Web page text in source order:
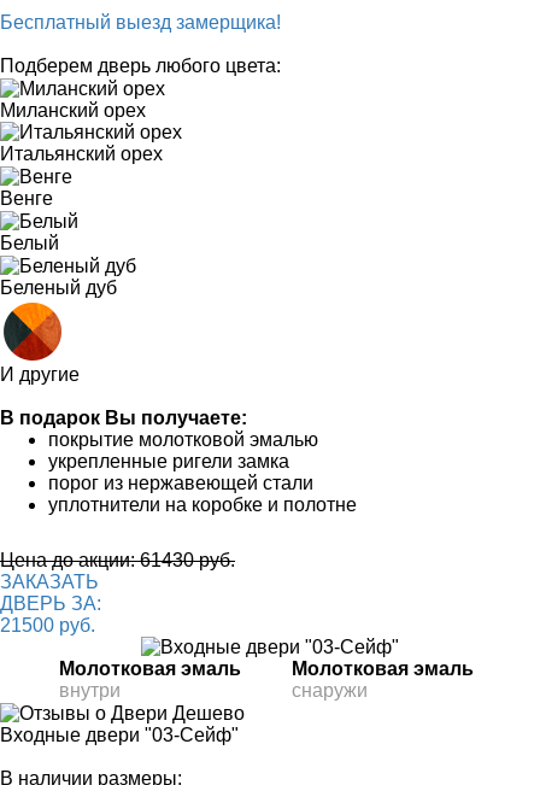
Бесплатный выезд замерщика!
Подберем дверь любого цвета:
Миланский орех
Итальянский орех
Венге
Белый
Беленый дуб
И другие
В подарок Вы получаете:
покрытие молотковой эмалью
укрепленные ригели замка
порог из нержавеющей стали
уплотнители на коробке и полотне
Цена до акции: 61430 руб.
ЗАКАЗАТЬ
ДВЕРЬ ЗА:
21500 руб.
Молотковая эмаль
внутри
Молотковая эмаль
снаружи
Входные двери "03-Сейф"
В наличии размеры: